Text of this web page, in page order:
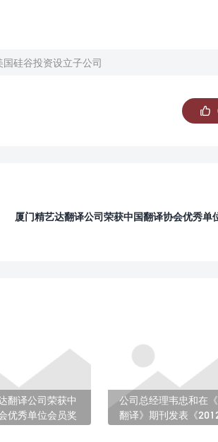
硅谷投资设立子公司

厦门精艺达翻译公司荣获中国翻译协会优秀单
翻译公司荣获中
优秀单位会员奖
公司总经理韦忠和在
翻译》期刊发表《